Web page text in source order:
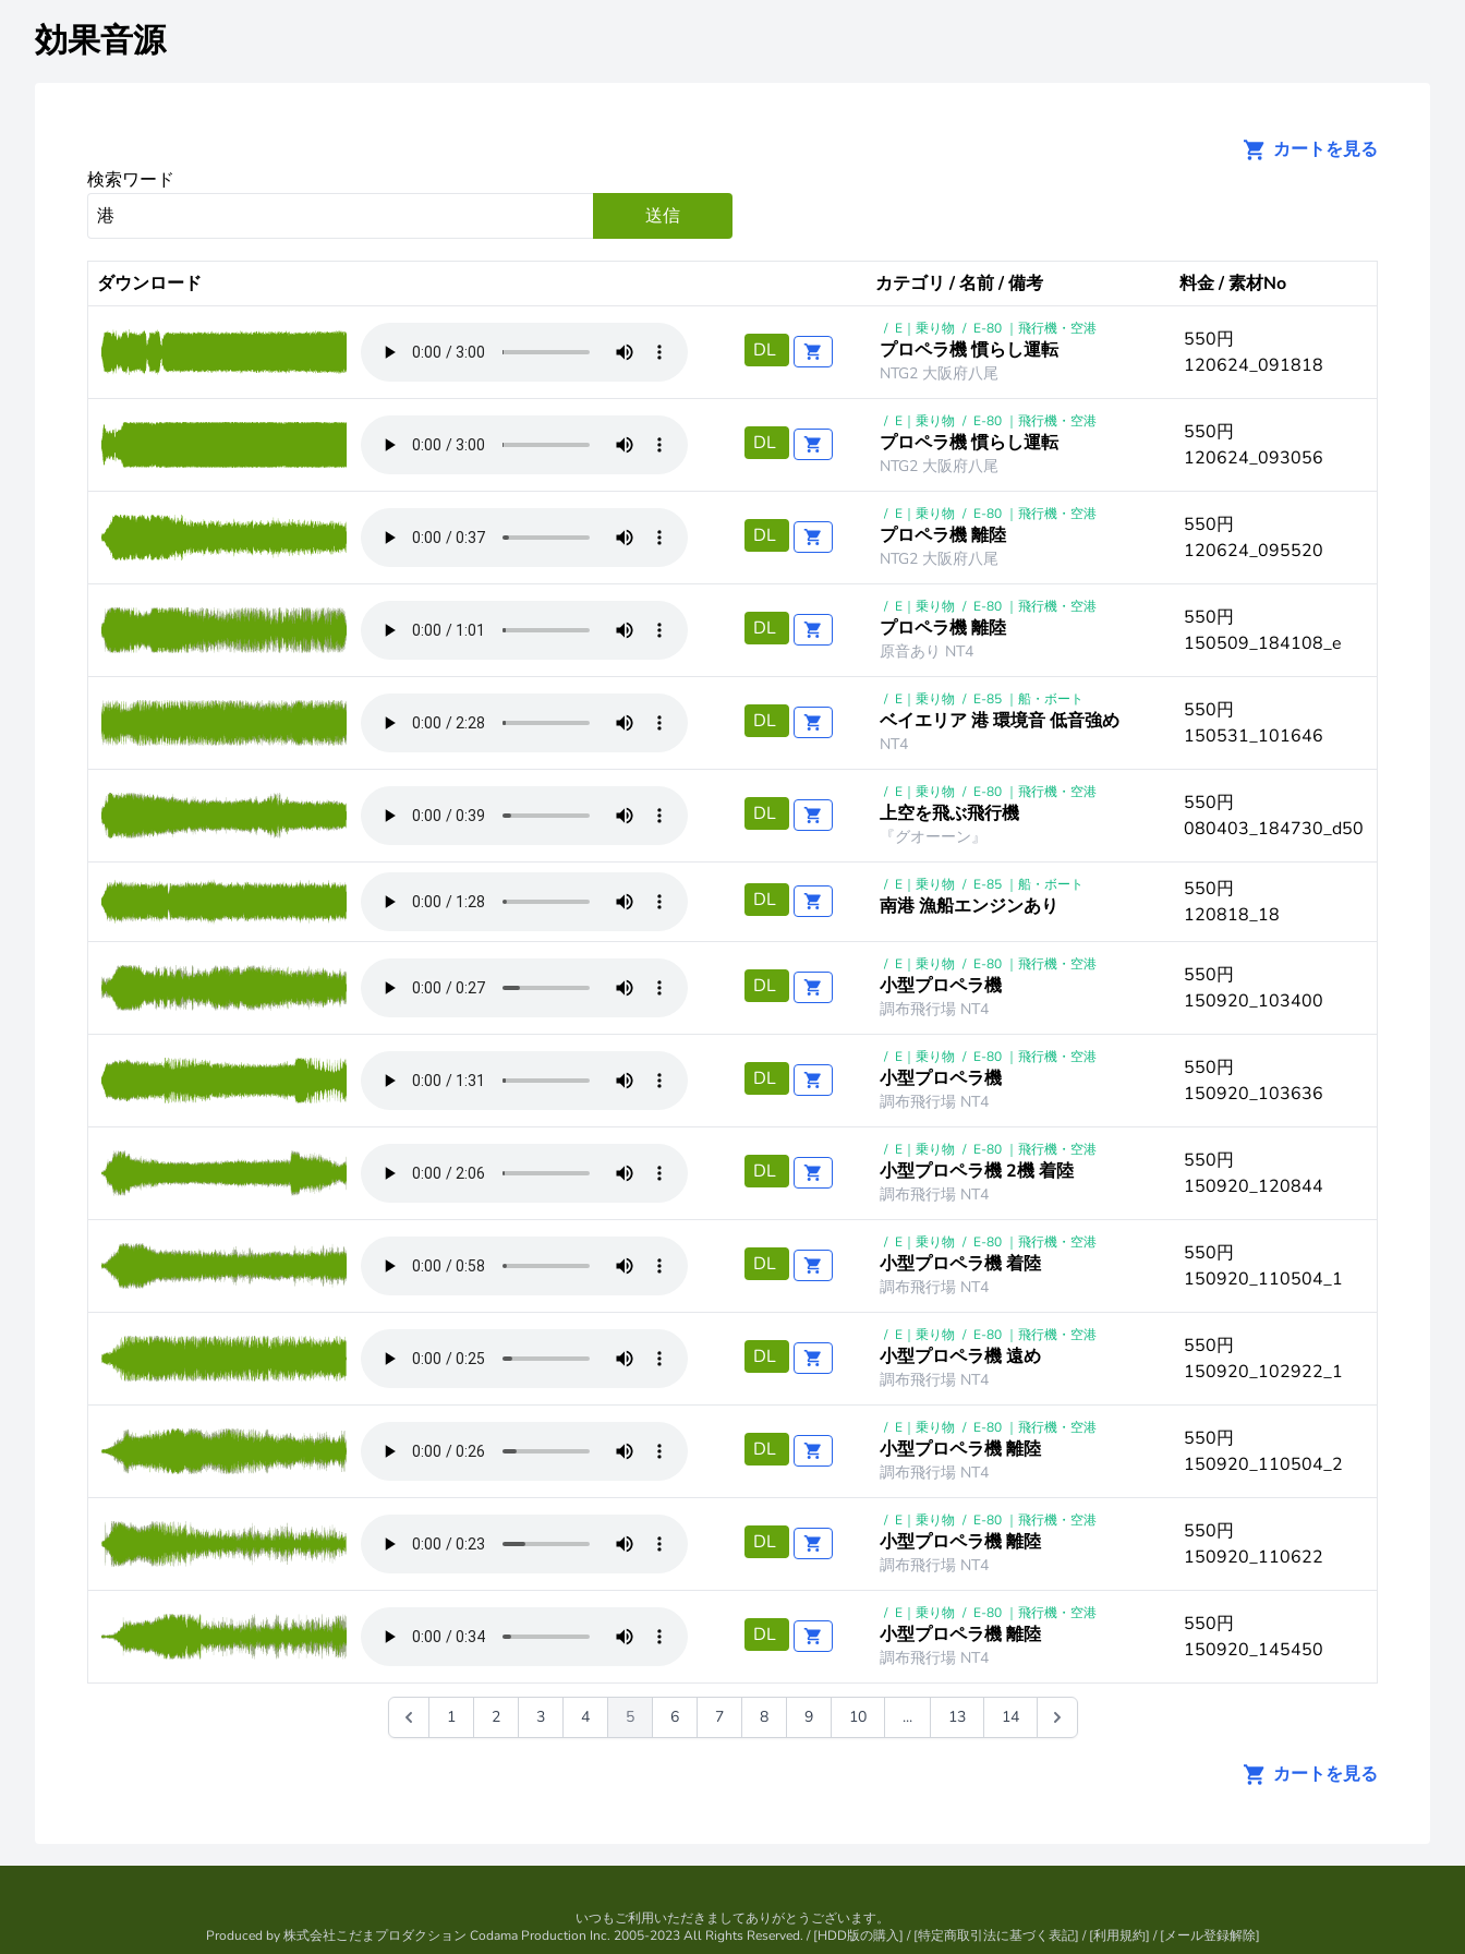
効果音源
カートを見る
検索ワード
送信
ダウンロード カテゴリ / 名前 / 備考 料金 / 素材No
DL
/ E｜乗り物 / E-80 ｜飛行機・空港
プロペラ機 慣らし運転
NTG2 大阪府八尾
550円
120624_091818
DL
/ E｜乗り物 / E-80 ｜飛行機・空港
プロペラ機 慣らし運転
NTG2 大阪府八尾
550円
120624_093056
DL
/ E｜乗り物 / E-80 ｜飛行機・空港
プロペラ機 離陸
NTG2 大阪府八尾
550円
120624_095520
DL
/ E｜乗り物 / E-80 ｜飛行機・空港
プロペラ機 離陸
原音あり NT4
550円
150509_184108_e
DL
/ E｜乗り物 / E-85 ｜船・ボート
ベイエリア 港 環境音 低音強め
NT4
550円
150531_101646
DL
/ E｜乗り物 / E-80 ｜飛行機・空港
上空を飛ぶ飛行機
『グオーーン』
550円
080403_184730_d50
DL
/ E｜乗り物 / E-85 ｜船・ボート
南港 漁船エンジンあり
550円
120818_18
DL
/ E｜乗り物 / E-80 ｜飛行機・空港
小型プロペラ機
調布飛行場 NT4
550円
150920_103400
DL
/ E｜乗り物 / E-80 ｜飛行機・空港
小型プロペラ機
調布飛行場 NT4
550円
150920_103636
DL
/ E｜乗り物 / E-80 ｜飛行機・空港
小型プロペラ機 2機 着陸
調布飛行場 NT4
550円
150920_120844
DL
/ E｜乗り物 / E-80 ｜飛行機・空港
小型プロペラ機 着陸
調布飛行場 NT4
550円
150920_110504_1
DL
/ E｜乗り物 / E-80 ｜飛行機・空港
小型プロペラ機 遠め
調布飛行場 NT4
550円
150920_102922_1
DL
/ E｜乗り物 / E-80 ｜飛行機・空港
小型プロペラ機 離陸
調布飛行場 NT4
550円
150920_110504_2
DL
/ E｜乗り物 / E-80 ｜飛行機・空港
小型プロペラ機 離陸
調布飛行場 NT4
550円
150920_110622
DL
/ E｜乗り物 / E-80 ｜飛行機・空港
小型プロペラ機 離陸
調布飛行場 NT4
550円
150920_145450
1 2 3 4 5 6 7 8 9 10 ... 13 14
カートを見る
いつもご利用いただきましてありがとうございます。
Produced by株式会社こだまプロダクション Codama Production Inc. 2005-2023 All Rights Reserved. / [HDD版の購入] / [特定商取引法に基づく表記] / [利用規約] / [メール登録解除]